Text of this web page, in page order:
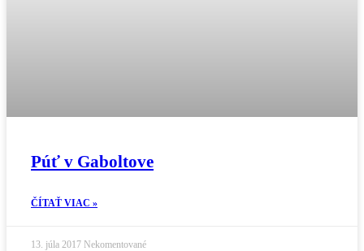
Púť v Gaboltove
ČÍTAŤ VIAC »
13. júla 2017 Nekomentované